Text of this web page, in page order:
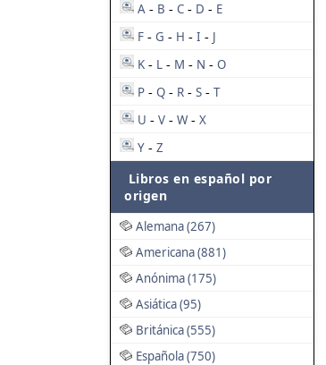
A - B - C - D - E
F - G - H - I - J
K - L - M - N - O
P - Q - R - S - T
U - V - W - X
Y - Z
Libros en español por
origen
Alemana (267)
Americana (881)
Anónima (175)
Asiática (95)
Británica (555)
Española (750)